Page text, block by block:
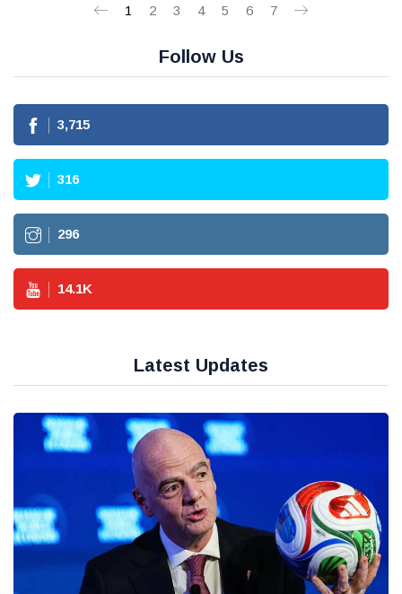
1 2 3 4 5 6 7
Follow Us
3,715
316
296
14.1K
Latest Updates